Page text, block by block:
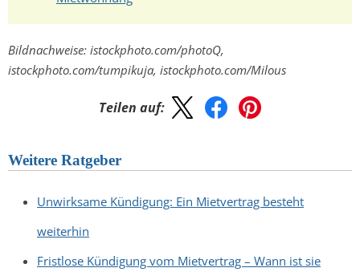
Bildnachweise: istockphoto.com/photoQ,
istockphoto.com/tumpikuja, istockphoto.com/Milous
Teilen auf:
Weitere Ratgeber
Unwirksame Kündigung: Ein Mietvertrag besteht
weiterhin
Fristlose Kündigung vom Mietvertrag – Wann ist sie